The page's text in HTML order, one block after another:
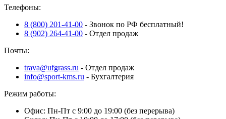
Телефоны:
8 (800) 201-41-00 - Звонок по РФ бесплатный!
8 (902) 264-41-00 - Отдел продаж
Почты:
trava@ufgrass.ru - Отдел продаж
info@sport-kms.ru - Бухгалтерия
Режим работы:
Офис: Пн-Пт с 9:00 до 19:00 (без перерыва)